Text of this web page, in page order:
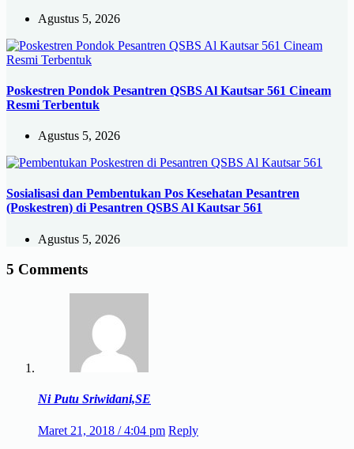
Agustus 5, 2026
Poskestren Pondok Pesantren QSBS Al Kautsar 561 Cineam
Resmi Terbentuk
Agustus 5, 2026
Sosialisasi dan Pembentukan Pos Kesehatan Pesantren
(Poskestren) di Pesantren QSBS Al Kautsar 561
Agustus 5, 2026
5 Comments
Ni Putu Sriwidani,SE
Maret 21, 2018 / 4:04 pm Reply